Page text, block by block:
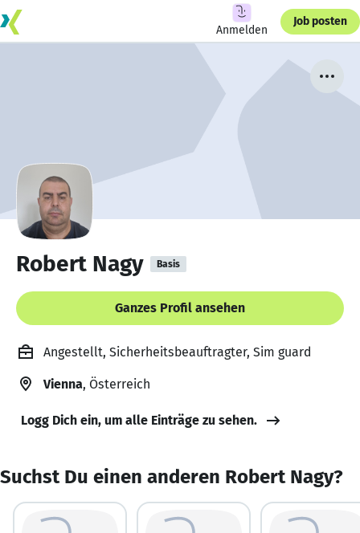
Anmelden
Job posten
Robert Nagy Basis
Ganzes Profil ansehen
Angestellt, Sicherheitsbeauftragter, Sim guard
Vienna, Österreich
Logg Dich ein, um alle Einträge zu sehen.
Suchst Du einen anderen Robert Nagy?